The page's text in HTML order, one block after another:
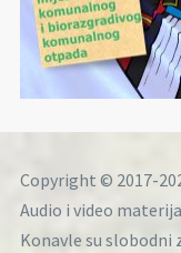
Copyright © 2017-
Audio i video
Konavle su slobodni